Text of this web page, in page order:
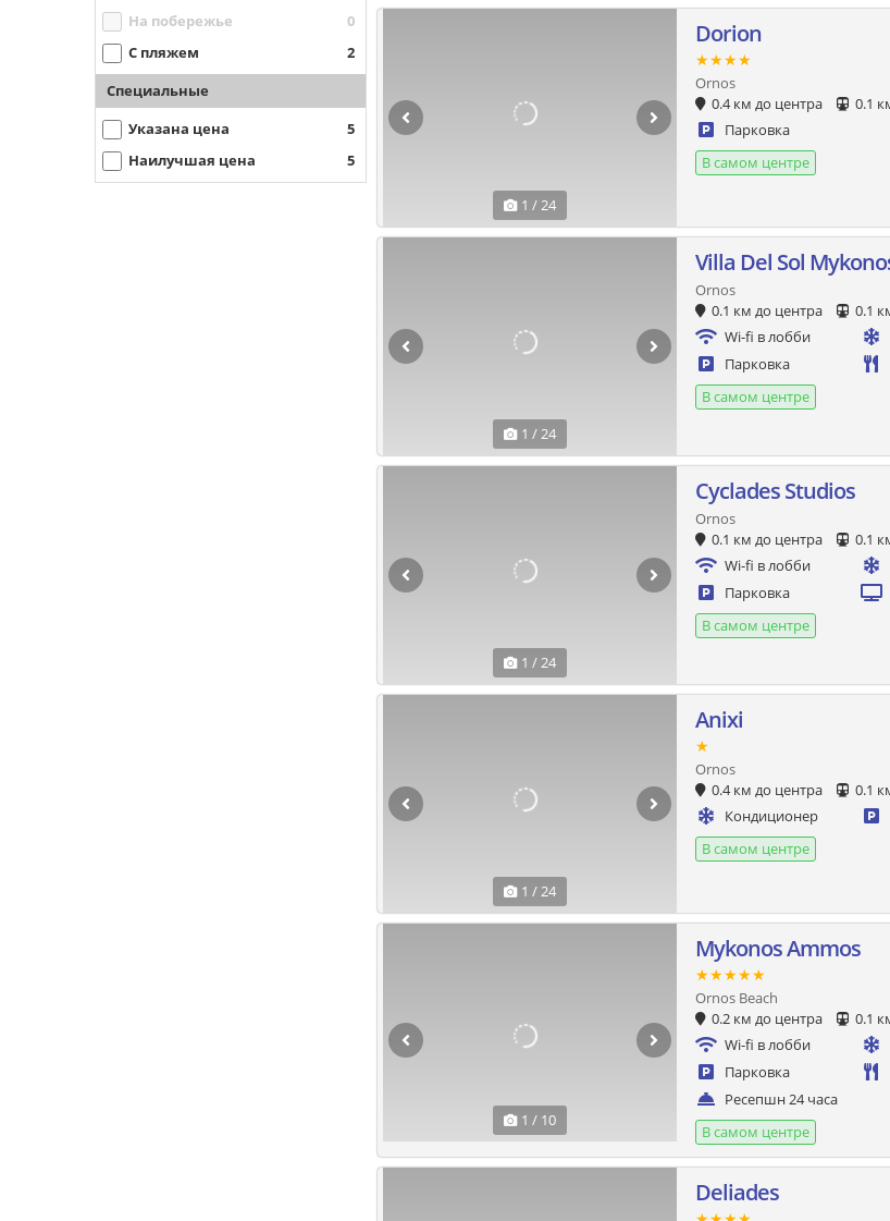
На побережье
0
С пляжем
2
Специальные
Указана цена
5
Наилучшая цена
5
1 / 24
Dorion
★★★★
Ornos
0.4 км до центра
0.1
Парковка
В самом центре
1 / 24
Villa Del Sol
Ornos
0.1 км до центра
0.1
Wi-fi в лобби
Парковка
В самом центре
1 / 24
Cyclades Studios
Ornos
0.1 км до центра
0.1
Wi-fi в лобби
Парковка
В самом центре
1 / 24
Anixi
★
Ornos
0.4 км до центра
0.1
Кондиционер
В самом центре
1 / 10
Mykonos Ammos
★★★★★
Ornos Beach
0.2 км до центра
0.1
Wi-fi в лобби
Парковка
Ресепшн 24 часа
В самом центре
Deliades